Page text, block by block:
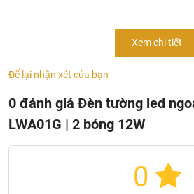
Bảo Hành: Đổi mới 2 năm
Quy cách đóng gói: 10 chiếc/thùng
Xem chi tiết
Để lại nhận xét của bạn
0 đánh giá Đèn tường led
LWA01G | 2 bóng 12W
0